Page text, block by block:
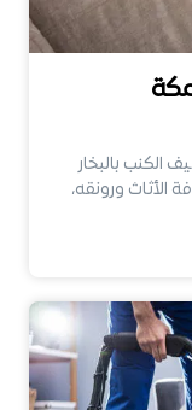
الكنب بالبخار
ورونقه،